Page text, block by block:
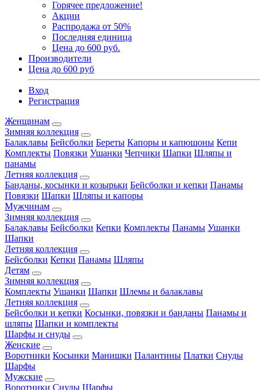
Горячее предложение!
Акции
Распродажа от 50%
Последняя единица
Цена до 600 руб.
Производители
Цена до 600 руб
Вход
Регистрация
Женщинам
Зимняя коллекция
Балаклавы Бейсболки Береты Капоры и капюшоны Кепи
Комплекты Повязки Ушанки Чепчики Шапки Шляпы и
панамы
Летняя коллекция
Банданы, косынки и козырьки Бейсболки и кепки Панамы
Повязки Шапки Шляпы и капоры
Мужчинам
Зимняя коллекция
Балаклавы Бейсболки Кепки Комплекты Панамы Ушанки
Шапки
Летняя коллекция
Бейсболки Кепки Панамы Шляпы
Детям
Зимняя коллекция
Комплекты Ушанки Шапки Шлемы и балаклавы
Летняя коллекция
Бейсболки и кепки Косынки, повязки и банданы Панамы и
шляпы Шапки и комплекты
Шарфы и снуды
Женские
Воротники Косынки Манишки Палантины Платки Снуды
Шарфы
Мужские
Воротники Снуды Шарфы